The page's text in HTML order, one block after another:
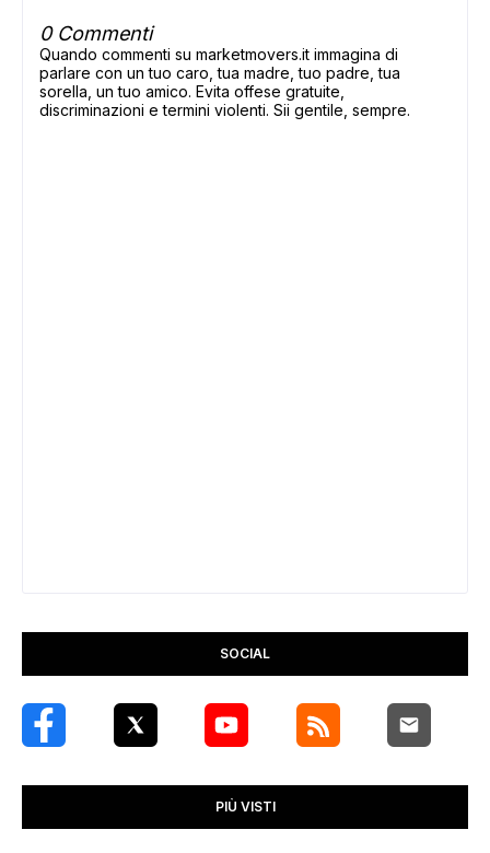
0 Commenti
Quando commenti su marketmovers.it immagina di
parlare con un tuo caro, tua madre, tuo padre, tua
sorella, un tuo amico. Evita offese gratuite,
discriminazioni e termini violenti. Sii gentile, sempre.
SOCIAL
PIÙ VISTI